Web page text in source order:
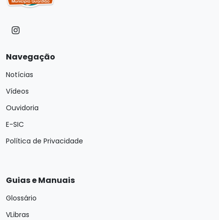
Navegação
Notícias
Vídeos
Ouvidoria
E-SIC
Política de Privacidade
Guias e Manuais
Glossário
VLibras